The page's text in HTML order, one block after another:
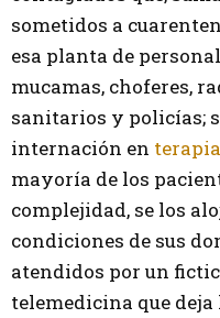
sometidos a
esa planta de
mucamas, choferes,
sanitarios y policías;
internación en
mayoría de los
complejidad, se los
condiciones de sus
atendidos por un
telemedicina que